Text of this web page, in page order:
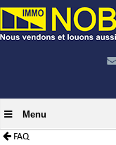
Menu
FAQ